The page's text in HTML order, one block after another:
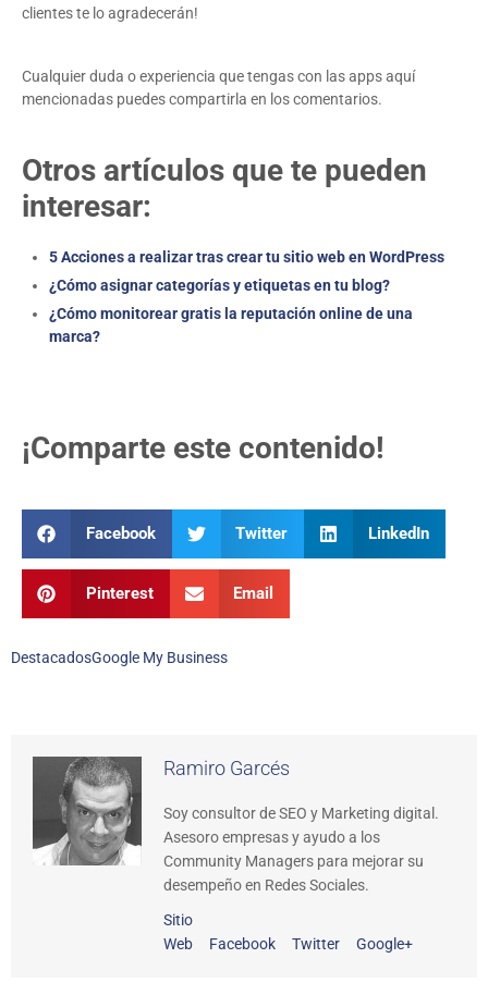
clientes te lo agradecerán!
Cualquier duda o experiencia que tengas con las apps aquí
mencionadas puedes compartirla en los comentarios.
Otros artículos que te pueden
interesar:
5 Acciones a realizar tras crear tu sitio web en WordPress
¿Cómo asignar categorías y etiquetas en tu blog?
¿Cómo monitorear gratis la reputación online de una
marca?
¡Comparte este contenido!
Facebook Twitter LinkedIn
Pinterest Email
DestacadosGoogle My Business
Ramiro Garcés
Soy consultor de SEO y Marketing digital.
Asesoro empresas y ayudo a los
Community Managers para mejorar su
desempeño en Redes Sociales.
Sitio
Web
Facebook Twitter Google+